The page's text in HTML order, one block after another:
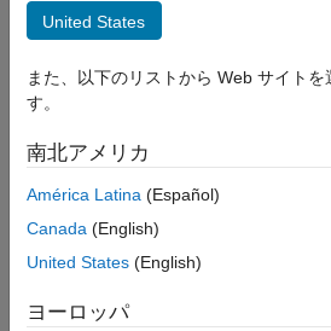
項目一覧
構文
例
入力引数
出力引数
制限
参考
World Magnetic Modelを使用する
構文
[XYZ,H,D,I,F] =
[XYZ,H,D,I,F] =
説明
United States
また、以下のリストから Web サイトを
す。
南北アメリカ
América Latina (Español)
Canada (English)
United States (English)
ヨーロッパ